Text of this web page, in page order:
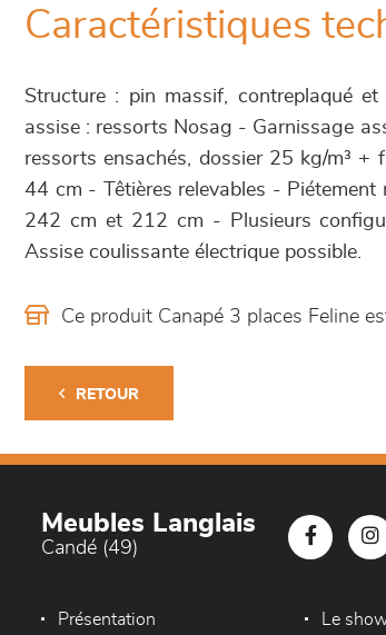
Caractéristiques
Structure : pin massif, contreplaqué
assise : ressorts Nosag - Garnissage
ressorts ensachés, dossier 25 kg/m³ +
44 cm - Têtières relevables -
242 cm et 212 cm - Plusieurs
Assise coulissante électrique possible.
Ce produit Canapé 3 places Feline
RETOUR
Meubles Langlais
Candé (49)
Présentation Le